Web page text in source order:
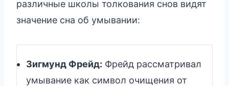
различные школы толкования снов видят
значение сна об умывании:
Зигмунд Фрейд: Фрейд рассматривал
умывание как символ очищения от